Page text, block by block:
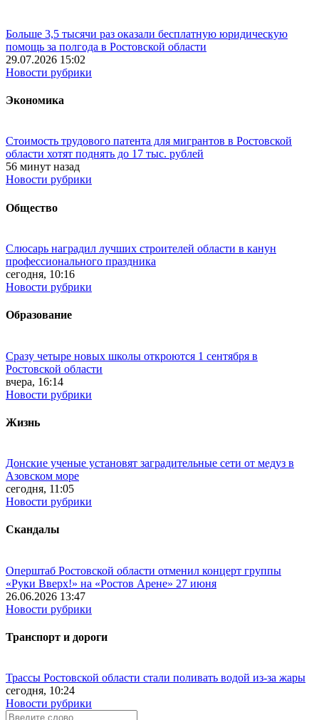
Больше 3,5 тысячи раз оказали бесплатную юридическую
помощь за полгода в Ростовской области
29.07.2026 15:02
Новости рубрики
Экономика
Стоимость трудового патента для мигрантов в Ростовской
области хотят поднять до 17 тыс. рублей
56 минут назад
Новости рубрики
Общество
Слюсарь наградил лучших строителей области в канун
профессионального праздника
сегодня, 10:16
Новости рубрики
Образование
Сразу четыре новых школы откроются 1 сентября в
Ростовской области
вчера, 16:14
Новости рубрики
Жизнь
Донские ученые установят заградительные сети от медуз в
Азовском море
сегодня, 11:05
Новости рубрики
Скандалы
Оперштаб Ростовской области отменил концерт группы
«Руки Вверх!» на «Ростов Арене» 27 июня
26.06.2026 13:47
Новости рубрики
Транспорт и дороги
Трассы Ростовской области стали поливать водой из-за жары
сегодня, 10:24
Новости рубрики